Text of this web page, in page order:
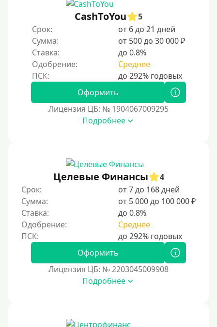
12000 руб
15000 руб
20000 руб
25000 руб
30000 руб на год
80000 руб
90000 руб
100000 руб
150000 руб
200000 руб
250000 руб
CashToYou
5
Срок:
от 6 до 21 дней
Сумма:
от 500 до 30 000 ₽
Ставка:
до 0.8%
Одобрение:
Среднее
Оформить
Лицензия ЦБ: № 1904067009295
Подробнее
Целевые Финансы
4
Срок:
от 7 до 168 дней
Сумма:
от 5 000 до 100 000 ₽
Ставка:
до 0.8%
Одобрение:
Среднее
Оформить
Лицензия ЦБ: № 2203045009908
Подробнее